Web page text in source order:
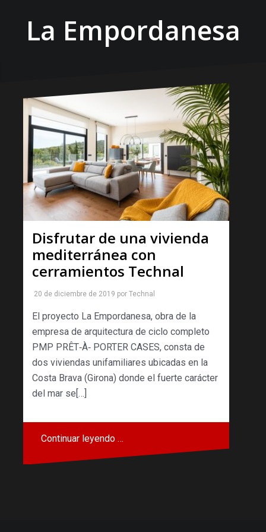
La Empordanesa
Disfrutar de una vivienda
mediterránea con
cerramientos Technal
20 de diciembre de 2019 por Technal
El proyecto La Empordanesa, obra de la
empresa de arquitectura de ciclo completo
PMP PRÊT‐À‐ PORTER CASES, consta de
dos viviendas unifamiliares ubicadas en la
Costa Brava (Girona) donde el fuerte carácter
del mar se[…]
Continuar leyendo …